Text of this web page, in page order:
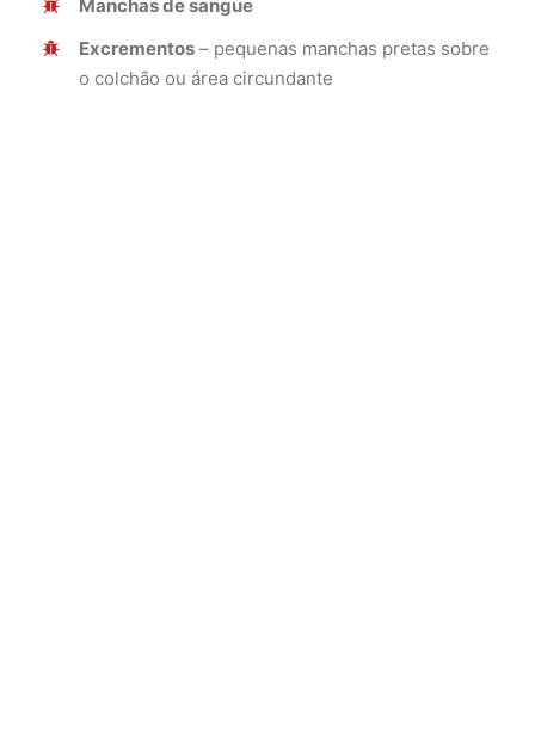
Manchas de sangue
Excrementos – pequenas manchas pretas sobre
o colchão ou área circundante